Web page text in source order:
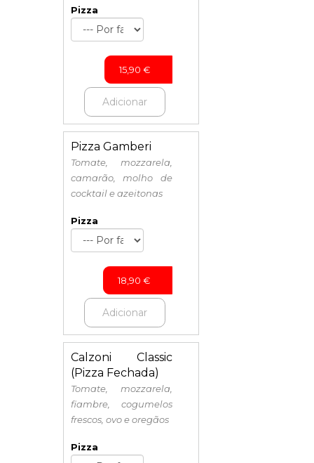
Pizza
15,90 €
Adicionar
Pizza Gamberi
Tomate, mozzarela,
camarão, molho de
cocktail e azeitonas
Pizza
18,90 €
Adicionar
Calzoni Classic
(Pizza Fechada)
Tomate, mozzarela,
fiambre, cogumelos
frescos, ovo e oregãos
Pizza